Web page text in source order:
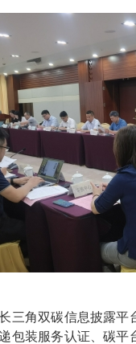
三角双碳信息披露
包装服务认证、碳